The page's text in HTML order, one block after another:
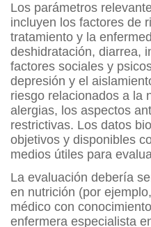
Los parámetros
incluyen los factores de
tratamiento y la
deshidratación, diarrea,
factores sociales y
depresión y el
riesgo relacionados a la
alergias, los aspectos
restrictivas. Los datos
objetivos y disponibles
medios útiles para
La evaluación debería
en nutrición (por
médico con
enfermera especialista